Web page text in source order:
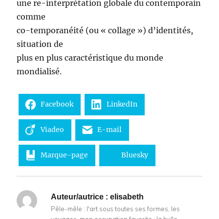
une re-interprétation globale du contemporain
comme
co-temporanéité (ou « collage ») d’identités,
situation de
plus en plus caractéristique du monde
mondialisé.
Facebook LinkedIn
Viadeo E-mail
Marque-page Bluesky
Auteur/autrice : elisabeth
Pêle-mêle : l'art sous toutes ses formes, les